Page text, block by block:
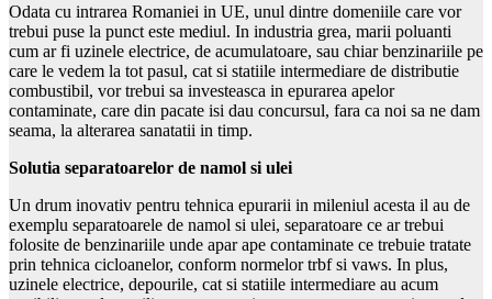
Odata cu intrarea Romaniei in UE, unul dintre domeniile care vor
trebui puse la punct este mediul. In industria grea, marii poluanti
cum ar fi uzinele electrice, de acumulatoare, sau chiar benzinariile pe
care le vedem la tot pasul, cat si statiile intermediare de distributie
combustibil, vor trebui sa investeasca in epurarea apelor
contaminate, care din pacate isi dau concursul, fara ca noi sa ne dam
seama, la alterarea sanatatii in timp.
Solutia separatoarelor de namol si ulei
Un drum inovativ pentru tehnica epurarii in mileniul acesta il au de
exemplu separatoarele de namol si ulei, separatoare ce ar trebui
folosite de benzinariile unde apar ape contaminate ce trebuie tratate
prin tehnica cicloanelor, conform normelor trbf si vaws. In plus,
uzinele electrice, depourile, cat si statiile intermediare au acum